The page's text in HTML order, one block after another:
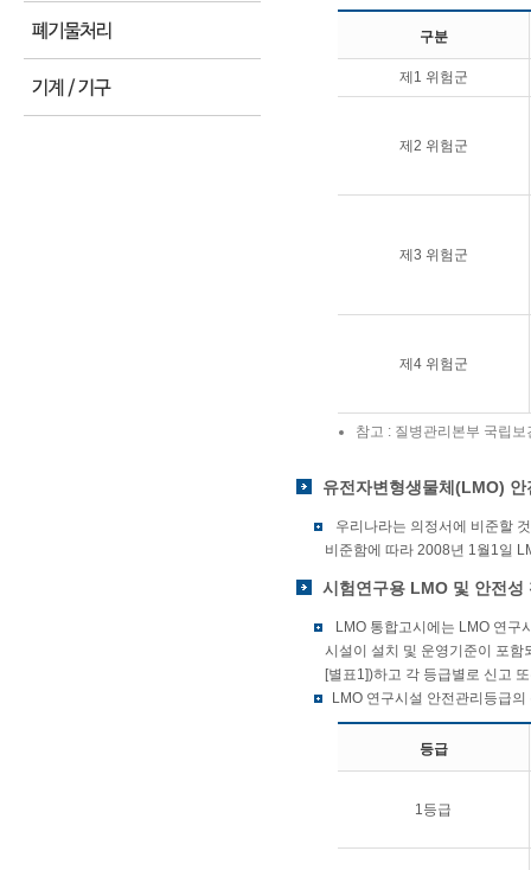
구분
제1 위험군
제2 위험군
제3 위험군
제4 위험군
참고 : 질병관리본부 국립
유전자변형생물체(LMO) 안
우리나라는 의정서에 비준할
비준함에 따라 2008년 1월1일
시험연구용 LMO 및 안전성
LMO 통합고시에는 LMO 연구
시설이 설치 및 운영기준이 포함
[별표1])하고 각 등급별로 신고
LMO 연구시설 안전관리등급의
등급
1등급